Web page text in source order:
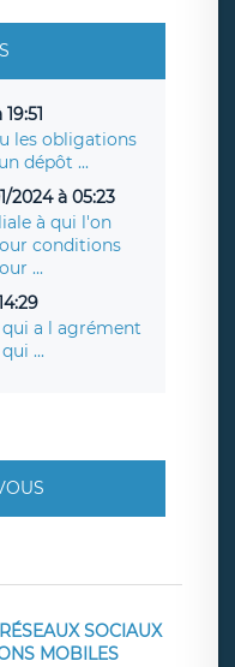
les obligations
dépôt ...
2024 à 05:23
à qui l'on
conditions
...
a l agrément
...
SOCIAUX
MOBILES